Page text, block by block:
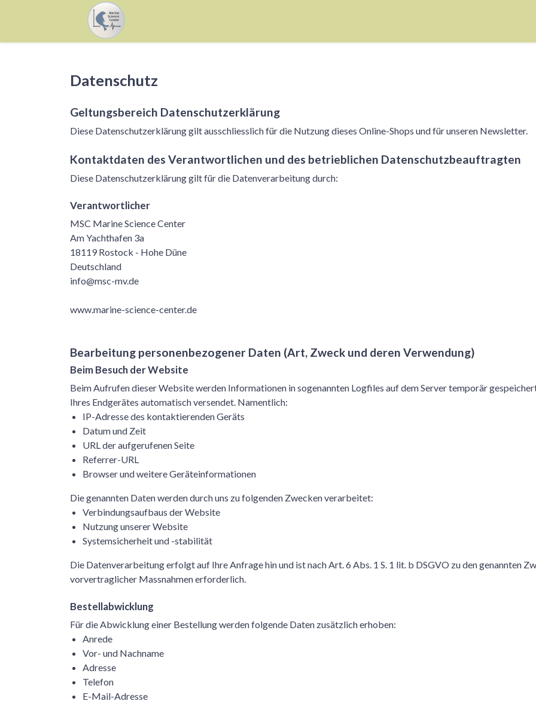
Datenschutz
Geltungsbereich Datenschutzerklärung
Diese Datenschutzerklärung gilt ausschliesslich für die Nutzung dieses Online-Shops und für unseren Newsletter.
Kontaktdaten des Verantwortlichen und des betrieblichen Datenschutzbeauftragten
Diese Datenschutzerklärung gilt für die Datenverarbeitung durch:
Verantwortlicher
MSC Marine Science Center
Am Yachthafen 3a
18119 Rostock - Hohe Düne
Deutschland
info@msc-mv.de
www.marine-science-center.de
Bearbeitung personenbezogener Daten (Art, Zweck und deren Verwendung)
Beim Besuch der Website
Beim Aufrufen dieser Website werden Informationen in sogenannten Logfiles auf dem Server temporär
Ihres Endgerätes automatisch versendet. Namentlich:
IP-Adresse des kontaktierenden Geräts
Datum und Zeit
URL der aufgerufenen Seite
Referrer-URL
Browser und weitere Geräteinformationen
Die genannten Daten werden durch uns zu folgenden Zwecken verarbeitet:
Verbindungsaufbaus der Website
Nutzung unserer Website
Systemsicherheit und -stabilität
Die Datenverarbeitung erfolgt auf Ihre Anfrage hin und ist nach Art. 6 Abs. 1 S. 1 lit. b DSGVO zu den genannten
vorvertraglicher Massnahmen erforderlich.
Bestellabwicklung
Für die Abwicklung einer Bestellung werden folgende Daten zusätzlich erhoben:
Anrede
Vor- und Nachname
Adresse
Telefon
E-Mail-Adresse